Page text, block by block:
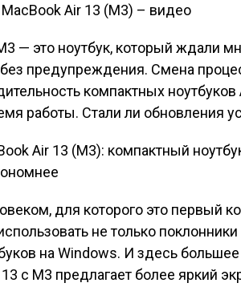
Air 13 (M3) – видео
— это ноутбук, который ждали
предупреждения. Смена
компактных ноутбуков
работы. Стали ли обновления
для которого это первый
не только
на Windows. И здесь
с M3 предлагает более яркий